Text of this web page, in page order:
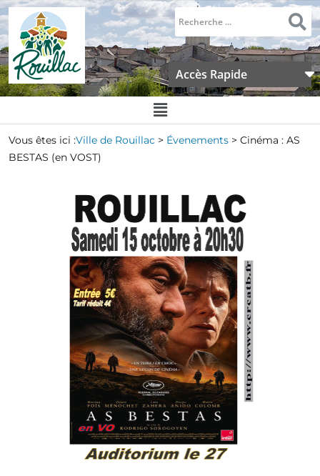
Accès Rapide
Vous êtes ici :Ville de Rouillac > Évenements > Cinéma : AS
BESTAS (en VOST)